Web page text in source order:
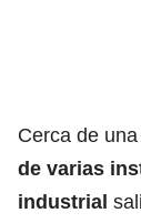
Cerca de
de varias
industrial